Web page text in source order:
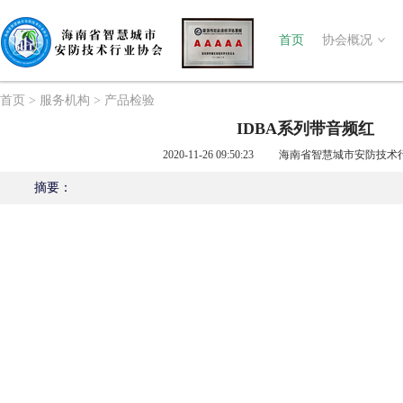
首页 协会概况
首页 > 服务机构 > 产品检验
IDBA系列带音频红
2020-11-26 09:50:23 海南省智慧城市安防技术
摘要：